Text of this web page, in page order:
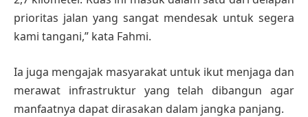
prioritas jalan yang sangat mendesak untuk segera
kami tangani,” kata Fahmi.
Ia juga mengajak masyarakat untuk ikut menjaga dan
merawat infrastruktur yang telah dibangun agar
manfaatnya dapat dirasakan dalam jangka panjang.